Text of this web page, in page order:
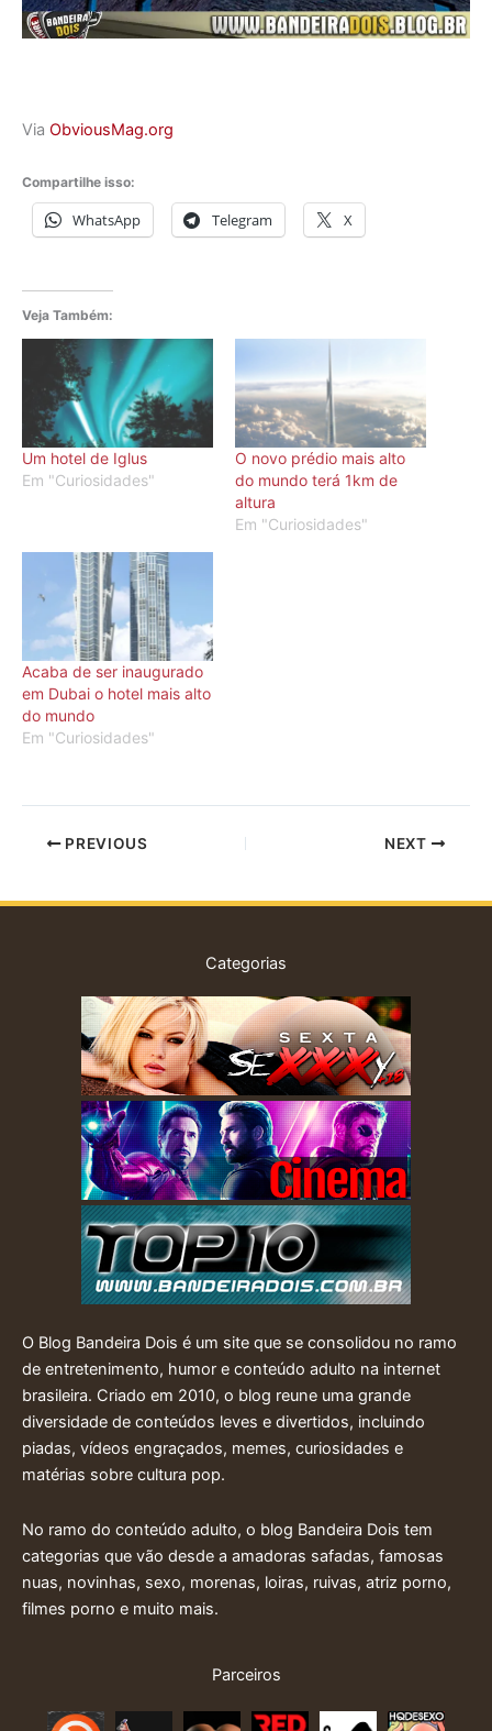
Via ObviousMag.org
Compartilhe isso:
WhatsApp Telegram X
Veja Também:
Um hotel de Iglus
Em "Curiosidades"
O novo prédio mais alto
do mundo terá 1km de
altura
Em "Curiosidades"
Acaba de ser inaugurado
em Dubai o hotel mais alto
do mundo
Em "Curiosidades"
PREVIOUS NEXT
Categorias
O Blog Bandeira Dois é um site que se consolidou no ramo
de entretenimento, humor e conteúdo adulto na internet
brasileira. Criado em 2010, o blog reune uma grande
diversidade de conteúdos leves e divertidos, incluindo
piadas, vídeos engraçados, memes, curiosidades e
matérias sobre cultura pop.
No ramo do conteúdo adulto, o blog Bandeira Dois tem
categorias que vão desde a amadoras safadas, famosas
nuas, novinhas, sexo, morenas, loiras, ruivas, atriz porno,
filmes porno e muito mais.
Parceiros